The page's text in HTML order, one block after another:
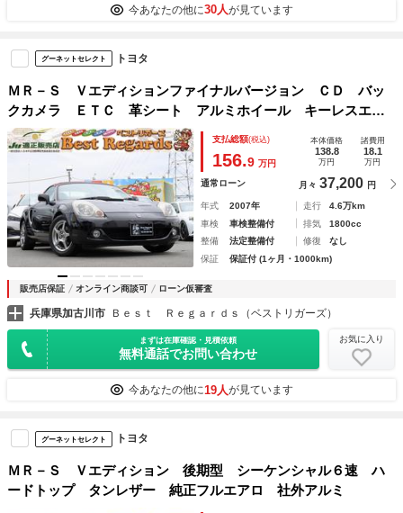
今あなたの他に30人が見ています
グーネットセレクト トヨタ
ＭＲ－Ｓ Ｖエディションファイナルバージョン ＣＤ バッ
クカメラ ＥＴＣ 革シート アルミホイール キーレスエン
トリー パワーウィンドウ ラジオ パワーステアリング エ
アバッグ
支払総額(税込)
156.9 万円
本体価格
138.8
万円
諸費用
18.1
万円
通常ローン 月々 37,200 円
年式 2007年 走行
4.6万km
車検
車検整備付 排気
1800cc
整備
法定整備付 修復
なし
保証
保証付 (1ヶ月・1000km)
販売店保証 オンライン商談可 ローン仮審査
兵庫県加古川市 Ｂｅｓｔ Ｒｅｇａｒｄｓ（ベストリガーズ）
まずは在庫確認・見積依頼
無料通話でお問い合わせ
お気に入り
今あなたの他に19人が見ています
グーネットセレクト トヨタ
ＭＲ－Ｓ Ｖエディション 後期型 シーケンシャル６速 ハ
ードトップ タンレザー 純正フルエアロ 社外アルミ